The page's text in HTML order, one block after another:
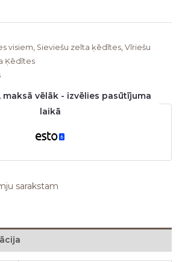
visiem, Sieviešu zelta ķēdītes, Vīriešu
Ķēdītes
maksā vēlāk - izvēlies pasūtījuma
laikā
sarakstam